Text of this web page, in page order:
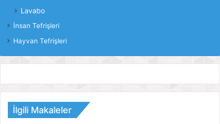
Lavabo
İnsan Tefrişleri
Hayvan Tefrişleri
İlgili Makaleler